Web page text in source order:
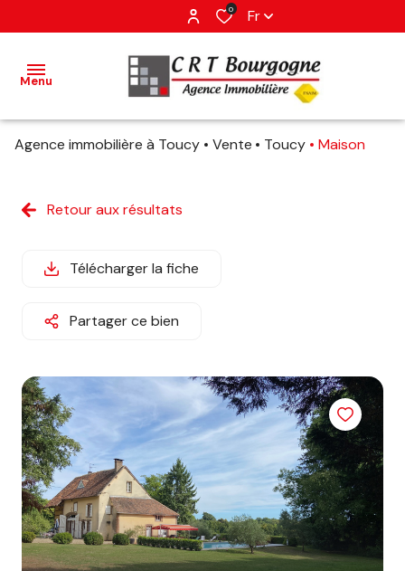
0 Fr
Menu
ventes
client
contact
biens
vendus
Agence immobilière à Toucy Vente Toucy Maison
Retour aux résultats
Télécharger la fiche
Partager ce bien